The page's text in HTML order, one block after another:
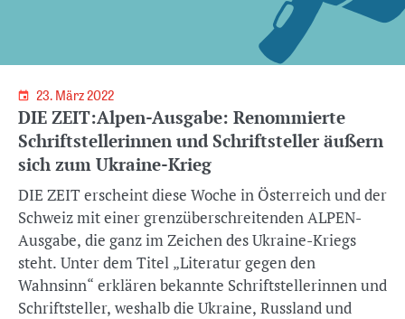
23. März 2022
DIE ZEIT:Alpen-Ausgabe: Renommierte
Schriftstellerinnen und Schriftsteller äußern
sich zum Ukraine-Krieg
DIE ZEIT erscheint diese Woche in Österreich und der
Schweiz mit einer grenzüberschreitenden ALPEN-
Ausgabe, die ganz im Zeichen des Ukraine-Kriegs
steht. Unter dem Titel „Literatur gegen den
Wahnsinn“ erklären bekannte Schriftstellerinnen und
Schriftsteller, weshalb die Ukraine, Russland und